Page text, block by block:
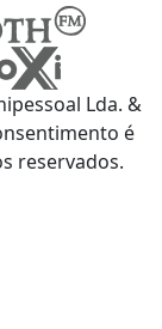
Lda. &
é
reservados.